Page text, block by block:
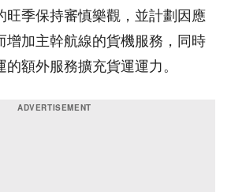
旺季保持審慎樂觀，並計劃因應
增加主幹航線的貨機服務，同時
額外服務擴充貨運運力。